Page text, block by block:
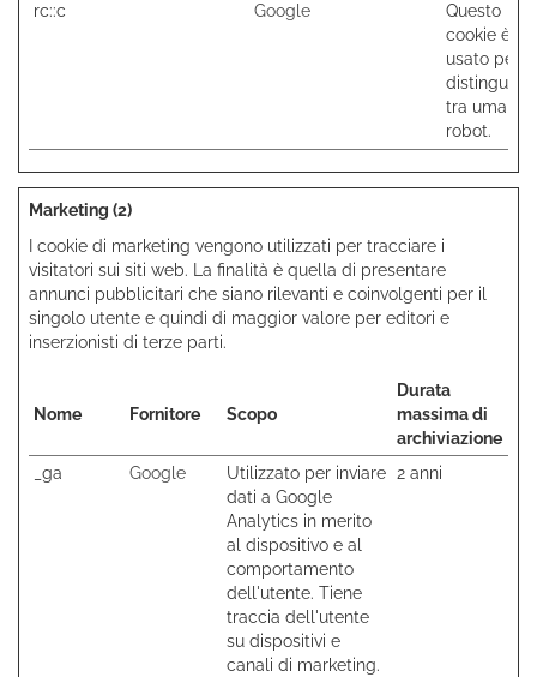
rc::c
Google
Questo
cookie è
usato per
distinguere
tra umani e
robot.
Marketing (2)
I cookie di marketing vengono utilizzati per tracciare i
visitatori sui siti web. La finalità è quella di presentare
annunci pubblicitari che siano rilevanti e coinvolgenti per il
singolo utente e quindi di maggior valore per editori e
inserzionisti di terze parti.
Nome Fornitore Scopo
Durata
massima di
archiviazione
_ga
Google
Utilizzato per inviare
dati a Google
Analytics in merito
al dispositivo e al
comportamento
dell'utente. Tiene
traccia dell'utente
su dispositivi e
canali di marketing.
2 anni